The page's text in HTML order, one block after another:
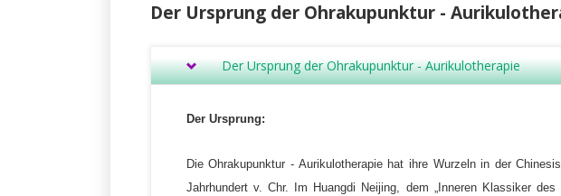
Der Ursprung der Ohrakupunktur -
Der Ursprung der Ohrakupunktur - Aurikulotherapie
Der Ursprung:
Die Ohrakupunktur - Aurikulotherapie hat ihre Wurzeln in der
Jahrhundert v. Chr. Im Huangdi Neijing, dem „Inneren Klassiker